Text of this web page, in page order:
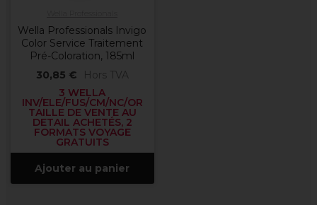
Wella Professionals Invigo
Color Service Traitement
Pré-Coloration, 185ml
30,85 €
Hors TVA
3 WELLA
INV/ELE/FUS/CM/NC/OR
TAILLE DE VENTE AU
DETAIL ACHETÉS, 2
FORMATS VOYAGE
GRATUITS
Ajouter au panier